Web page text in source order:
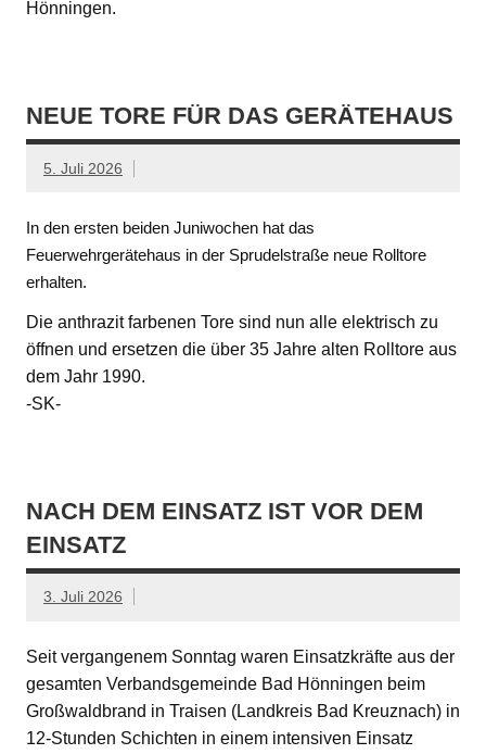
Hönningen.
NEUE TORE FÜR DAS GERÄTEHAUS
5. Juli 2026
In den ersten beiden Juniwochen hat das
Feuerwehrgerätehaus in der Sprudelstraße neue Rolltore
erhalten.
Die anthrazit farbenen Tore sind nun alle elektrisch zu
öffnen und ersetzen die über 35 Jahre alten Rolltore aus
dem Jahr 1990.
-SK-
NACH DEM EINSATZ IST VOR DEM
EINSATZ
3. Juli 2026
Seit vergangenem Sonntag waren Einsatzkräfte aus der
gesamten Verbandsgemeinde Bad Hönningen beim
Großwaldbrand in Traisen (Landkreis Bad Kreuznach) in
12-Stunden Schichten in einem intensiven Einsatz